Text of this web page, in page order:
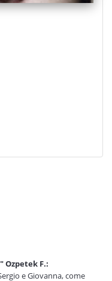
Ozpetek F.:
e Giovanna, come